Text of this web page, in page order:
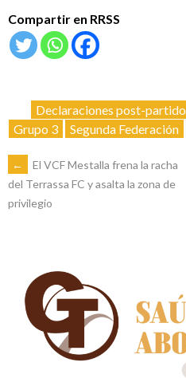
Compartir en RRSS
Declaraciones post-partido
Grupo 3
Segunda Federación
NAVEGACIÓN
DE
ENTRADAS
←
El VCF Mestalla frena la racha
del Terrassa FC y asalta la zona de
privilegio